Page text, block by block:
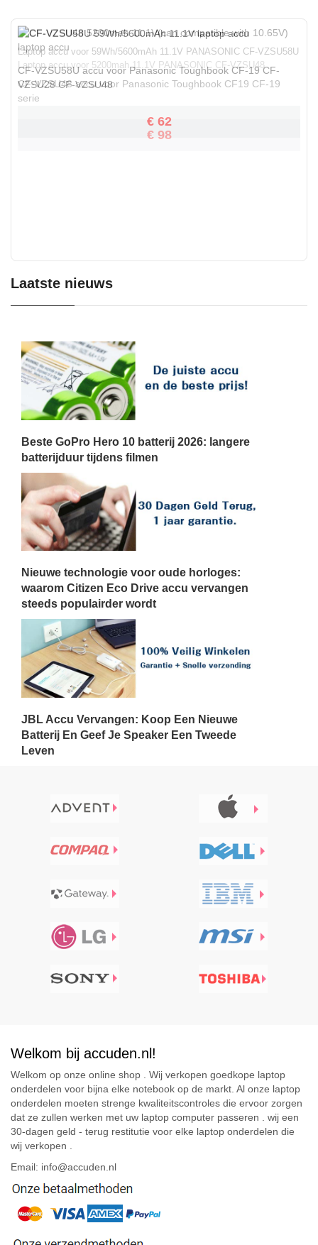
Laptop accu voor 5200mah 11.1V PANASONIC CF-VZSU48
CF-VZSU48 accu voor Panasonic Toughbook CF19 CF-19
serie
€ 98
Laptop accu voor 59Wh/5600mAh 11.1V PANASONIC CF-VZSU58U
CF-VZSU58U accu voor Panasonic Toughbook CF-19 CF-
VZSU28 CF-VZSU48
€ 62
Laatste nieuws
Beste GoPro Hero 10 batterij 2026: langere
batterijduur tijdens filmen
Nieuwe technologie voor oude horloges:
waarom Citizen Eco Drive accu vervangen
steeds populairder wordt
JBL Accu Vervangen: Koop Een Nieuwe
Batterij En Geef Je Speaker Een Tweede
Leven
Welkom bij accuden.nl!
Welkom op onze online shop . Wij verkopen goedkope laptop
onderdelen voor bijna elke notebook op de markt. Al onze laptop
onderdelen moeten strenge kwaliteitscontroles die ervoor zorgen
dat ze zullen werken met uw laptop computer passeren . wij een
30-dagen geld - terug restitutie voor elke laptop onderdelen die
wij verkopen .
Email: info@accuden.nl